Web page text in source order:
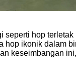
hop
ikonik dalam
keseimbangan